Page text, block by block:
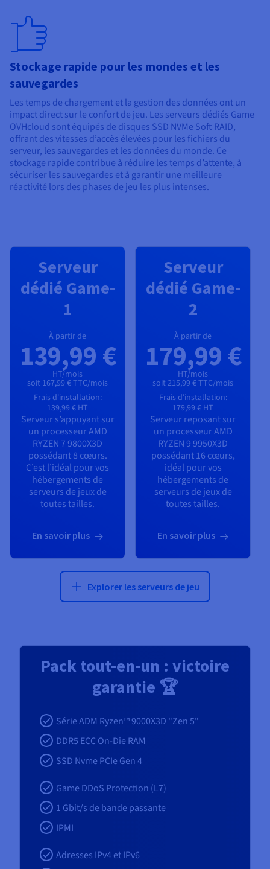
Stockage rapide pour les mondes et les
sauvegardes
Les temps de chargement et la gestion des données ont un
impact direct sur le confort de jeu. Les serveurs dédiés Game
OVHcloud sont équipés de disques SSD NVMe Soft RAID,
offrant des vitesses d’accès élevées pour les fichiers du
serveur, les sauvegardes et les données du monde. Ce
stockage rapide contribue à réduire les temps d’attente, à
sécuriser les sauvegardes et à garantir une meilleure
réactivité lors des phases de jeu les plus intenses.
Serveur
dédié Game-
1
À partir de
139,99 €
HT/mois
soit 167,99 € TTC/mois
Frais d'installation:
139,99 € HT
Serveur s’appuyant sur
un processeurAMD
RYZEN 7 9800X3D
possédant8 cœurs.
C’est l’idéal pour vos
hébergements de
serveurs de jeux de
toutes tailles.
En savoir plus
Serveur
dédié Game-
2
À partir de
179,99 €
HT/mois
soit 215,99 € TTC/mois
Frais d'installation:
179,99 € HT
Serveur reposant sur
un processeurAMD
RYZEN 9 9950X3D
possédant16 cœurs,
idéal pour vos
hébergements de
serveurs de jeux de
toutes tailles.
En savoir plus
Explorer les serveurs de jeu
Pack tout-en-un : victoire
garantie 🏆
Série ADM Ryzen™ 9000X3D "Zen 5"
DDR5 ECC On-Die RAM
SSD Nvme PCIe Gen 4
Game DDoS Protection (L7)
1 Gbit/s de bande passante
IPMI
Adresses IPv4 et IPv6